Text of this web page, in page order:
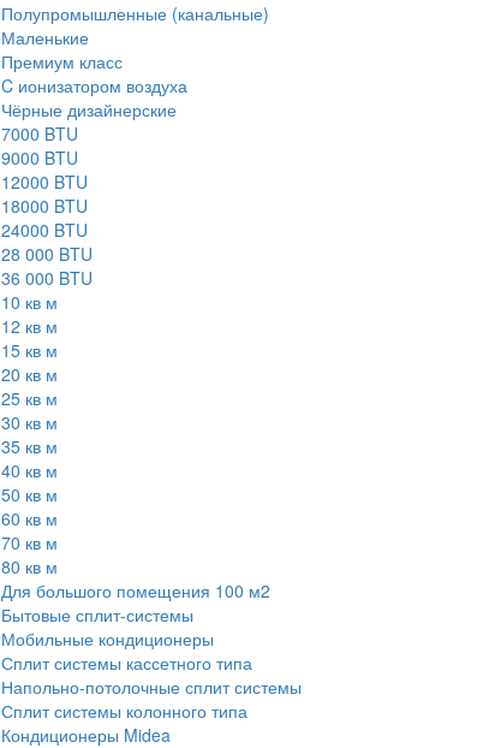
Полупромышленные (канальные)
Маленькие
Премиум класс
C ионизатором воздуха
Чёрные дизайнерские
7000 BTU
9000 BTU
12000 BTU
18000 BTU
24000 BTU
28 000 BTU
36 000 BTU
10 кв м
12 кв м
15 кв м
20 кв м
25 кв м
30 кв м
35 кв м
40 кв м
50 кв м
60 кв м
70 кв м
80 кв м
Для большого помещения 100 м2
Бытовые сплит-системы
Мобильные кондиционеры
Сплит системы кассетного типа
Напольно-потолочные сплит системы
Сплит системы колонного типа
Кондиционеры Midea